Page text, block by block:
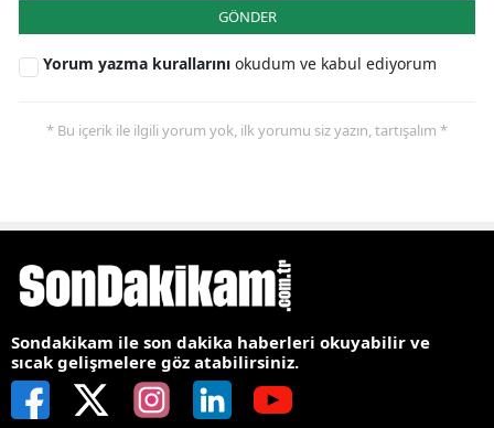
GÖNDER
Yorum yazma kurallarını okudum ve kabul ediyorum
* Bu içerik ile ilgili yorum yok, ilk yorumu siz yazın, tartışalım *
Sondakikam ile son dakika haberleri okuyabilir ve
sıcak gelişmelere göz atabilirsiniz.